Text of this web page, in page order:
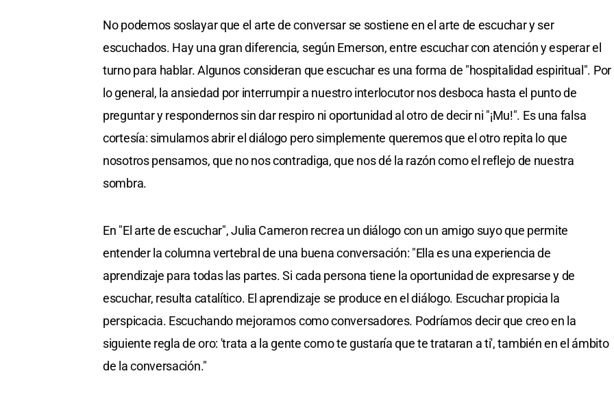
No podemos soslayar que el arte de conversar se sostiene en el arte de escuchar y ser
escuchados. Hay una gran diferencia, según Emerson, entre escuchar con atención y esperar el
turno para hablar. Algunos consideran que escuchar es una forma de "hospitalidad espiritual". Por
lo general, la ansiedad por interrumpir a nuestro interlocutor nos desboca hasta el punto de
preguntar y respondernos sin dar respiro ni oportunidad al otro de decir ni "¡Mu!". Es una falsa
cortesía: simulamos abrir el diálogo pero simplemente queremos que el otro repita lo que
nosotros pensamos, que no nos contradiga, que nos dé la razón como el reflejo de nuestra
sombra.
En "El arte de escuchar", Julia Cameron recrea un diálogo con un amigo suyo que permite
entender la columna vertebral de una buena conversación: "Ella es una experiencia de
aprendizaje para todas las partes. Si cada persona tiene la oportunidad de expresarse y de
escuchar, resulta catalítico. El aprendizaje se produce en el diálogo. Escuchar propicia la
perspicacia. Escuchando mejoramos como conversadores. Podríamos decir que creo en la
siguiente regla de oro: 'trata a la gente como te gustaría que te trataran a ti', también en el ámbito
de la conversación."